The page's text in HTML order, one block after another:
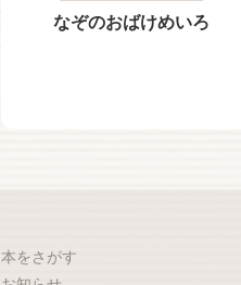
なぞのおばけめいろ
本をさがす